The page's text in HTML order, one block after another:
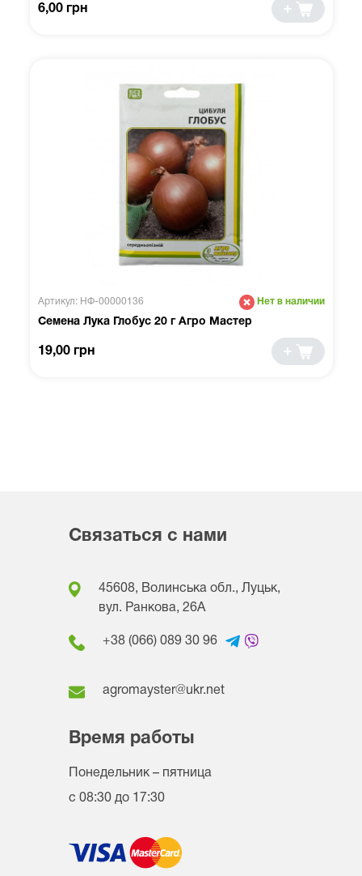
6,00 грн
Артикул: НФ-00000136 Нет в наличии
Семена Лука Глобус 20 г Агро Мастер
19,00 грн
Связаться с нами
45608, Волинська обл., Луцьк,
вул. Ранкова, 26A
+38 (066) 089 30 96
agromayster@ukr.net
Время работы
Понедельник – пятница
с 08:30 до 17:30